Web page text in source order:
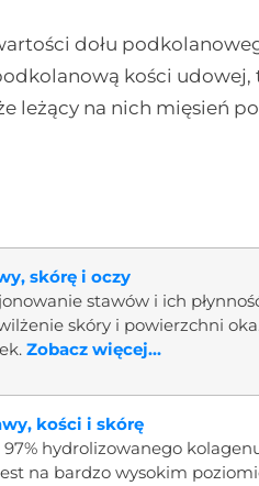
dołu
kości udowej,
leżący na nich mięsień
skórę i oczy
stawów i ich
skóry i powierzchni
Zobacz więcej...
kości i skórę
hydrolizowanego
na bardzo wysokim